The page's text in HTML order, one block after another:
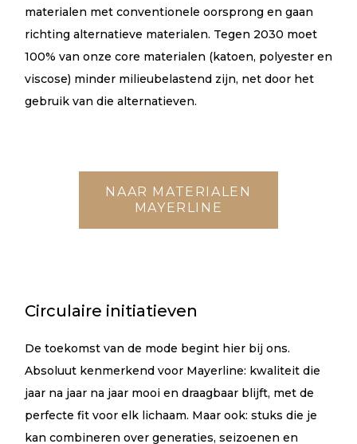
materialen met conventionele oorsprong en gaan
richting alternatieve materialen. Tegen 2030 moet
100% van onze core materialen (katoen, polyester en
viscose) minder milieubelastend zijn, net door het
gebruik van die alternatieven.
NAAR MATERIALEN
MAYERLINE
Circulaire initiatieven
De toekomst van de mode begint hier bij ons.
Absoluut kenmerkend voor Mayerline: kwaliteit die
jaar na jaar na jaar mooi en draagbaar blijft, met de
perfecte fit voor elk lichaam. Maar ook: stuks die je
kan combineren over generaties, seizoenen en